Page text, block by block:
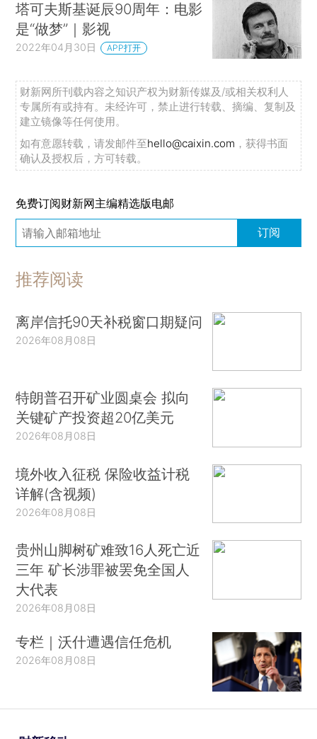
塔可夫斯基诞辰90周年：电影
是“做梦”｜影视
2022年04月30日 APP打开
财新网所刊载内容之知识产权为财新传媒及/或相关权利人
专属所有或持有。未经许可，禁止进行转载、摘编、复制及
建立镜像等任何使用。
如有意愿转载，请发邮件至hello@caixin.com ，获得书面
确认及授权后，方可转载。
免费订阅财新网主编精选版电邮
订阅
推荐阅读
离岸信托90天补税窗口期疑问
2026年08月08日
特朗普召开矿业圆桌会 拟向
关键矿产投资超20亿美元
2026年08月08日
境外收入征税 保险收益计税
详解(含视频)
2026年08月08日
贵州山脚树矿难致16人死亡近
三年 矿长涉罪被罢免全国人
大代表
2026年08月08日
专栏｜沃什遭遇信任危机
2026年08月08日